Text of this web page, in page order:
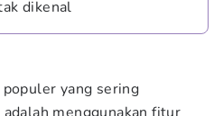
dikenal
yang sering